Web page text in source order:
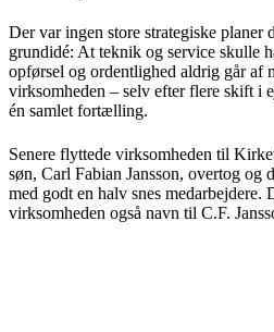
Der var ingen store strategiske planer
grundidé: At teknik og service skulle
opførsel og ordentlighed aldrig går af
virksomheden – selv efter flere skift i
én samlet fortælling.
Senere flyttede virksomheden til
søn, Carl Fabian Jansson, overtog
med godt en halv snes medarbejdere.
virksomheden også navn til C.F.